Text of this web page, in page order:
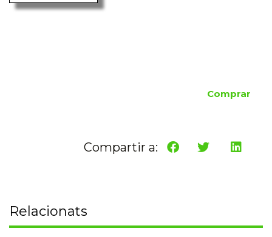
Comprar
Compartir a:
Relacionats